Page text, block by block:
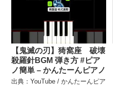
【鬼滅の刃】猗窩座 破壊
殺羅針BGM 弾き方 #ピア
ノ簡単 – かんたーんピアノ
出典：YouTube / かんたーんピア